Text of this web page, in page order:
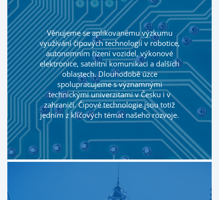
Věnujeme se aplikovanému výzkumu
využívání čipových technologií v robotice,
autonomním řízení vozidel, výkonové
elektronice, satelitní komunikaci a dalších
oblastech. Dlouhodobě úzce
spolupracujeme s významnými
technickými univerzitami v Česku i v
zahraničí. Čipové technologie jsou totiž
jedním z klíčových témat našeho rozvoje.